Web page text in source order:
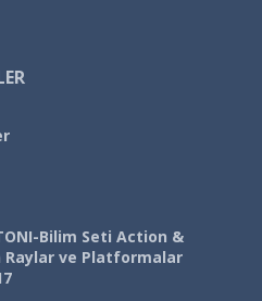
Bilim Seti Action &
Raylar ve Platformalar